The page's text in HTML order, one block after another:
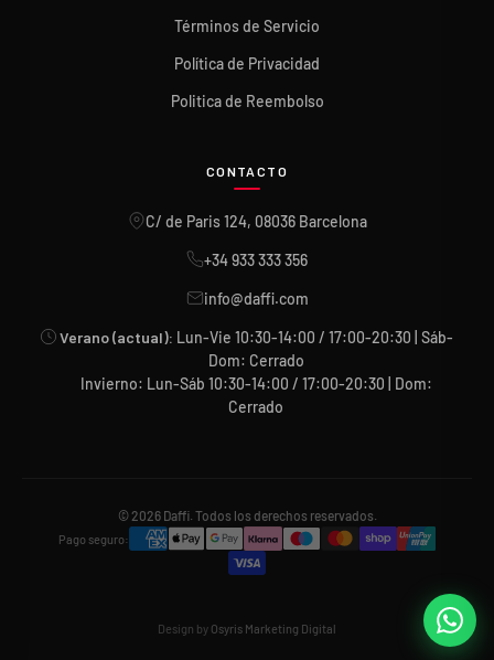
Términos de Servicio
Política de Privacidad
Politica de Reembolso
CONTACTO
C/ de Paris 124, 08036 Barcelona
+34 933 333 356
info@daffi.com
Verano (actual): Lun-Vie 10:30-14:00 / 17:00-20:30 | Sáb-
Dom: Cerrado
Invierno: Lun-Sáb 10:30-14:00 / 17:00-20:30 | Dom:
Cerrado
© 2026 Daffi. Todos los derechos reservados.
Pago seguro:
Design by Osyris Marketing Digital